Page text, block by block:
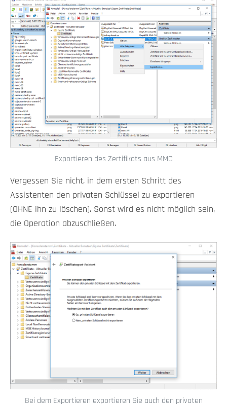
Exportieren des Zertifikats aus MMC
Vergessen Sie nicht, in dem ersten Schritt des
Assistenten den privaten Schlüssel zu exportieren
(OHNE ihn zu löschen). Sonst wird es nicht möglich sein,
die Operation abzuschließen.
Bei dem Exportieren exportieren Sie auch den privaten